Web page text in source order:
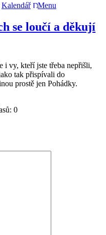
Kalendář Menu
se loučí a děkují
i vy, kteří jste třeba nepřišli,
tak přispívali do
prostě jen Pohádky.
0